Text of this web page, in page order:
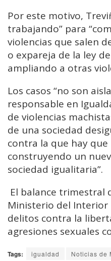
Por este motivo,
trabajando” para
violencias que salen
o expareja de la ley
ampliando a otras
Los casos “no son
responsable en
de violencias
de una sociedad
contra la que hay
construyendo un
sociedad igualitaria”.
El balance trimestral
Ministerio del Interior
delitos contra la
agresiones sexuales
Tags: igualdad Noticias de